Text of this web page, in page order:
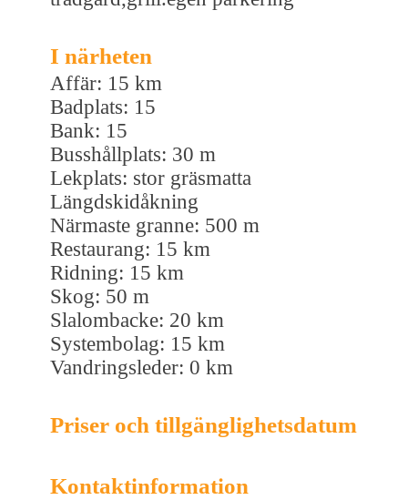
I närheten
Affär: 15 km
Badplats: 15
Bank: 15
Busshållplats: 30 m
Lekplats: stor gräsmatta
Längdskidåkning
Närmaste granne: 500 m
Restaurang: 15 km
Ridning: 15 km
Skog: 50 m
Slalombacke: 20 km
Systembolag: 15 km
Vandringsleder: 0 km
Priser och tillgänglighetsdatum
Kontaktinformation